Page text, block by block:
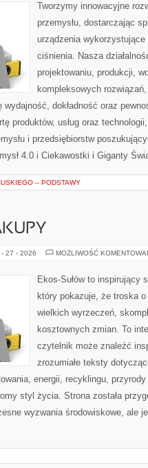
Tworzymy innowacyjne
przemysłu, dostarczając
urządzenia
ciśnienia. Nasza
projektowaniu, produkcji,
kompleksowych
dokładność oraz
produktów, usług oraz
i przedsiębiorstw
4.0 i Ciekawostki i Giganty
– PODSTAWY
- 27 - 2026 MOŻLIWOŚĆ
Ekos-Sułów to inspirujący
który pokazuje, że troska
wielkich wyrzeczeń,
kosztownych zmian. To
czytelnik może znaleźć
zrozumiałe teksty
energii, recyklingu,
styl życia. Strona została
wyzwania środowiskowe, ale